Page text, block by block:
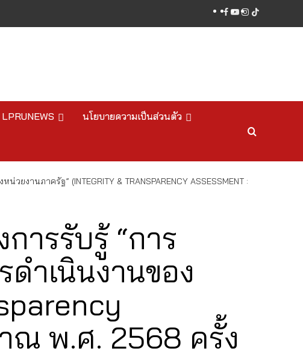
facebook
youtube
instagram
tiktok
LPRUNEWS นโยบายความเป็นส่วนตัว
านภาครัฐ” (INTEGRITY & TRANSPARENCY ASSESSMENT :
ารรับรู้ “การ
ำเนินงานของ
ณ พ.ศ. 2568 ครั้ง